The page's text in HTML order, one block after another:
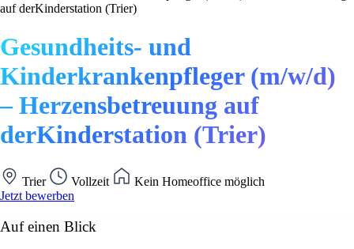
auf derKinderstation (Trier)
Gesundheits- und
Kinderkrankenpfleger (m/w/d)
– Herzensbetreuung auf
derKinderstation (Trier)
Trier Vollzeit
Kein Homeoffice möglich
Jetzt bewerben
Auf einen Blick